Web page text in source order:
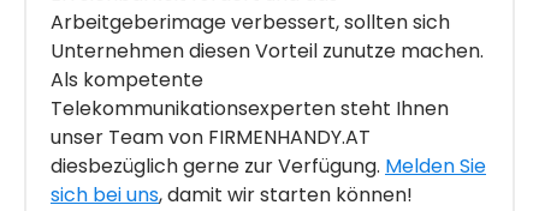
Arbeitgeberimage verbessert, sollten sich
Unternehmen diesen Vorteil zunutze machen.
Als kompetente
Telekommunikationsexperten steht Ihnen
unser Team von FIRMENHANDY.AT
diesbezüglich gerne zur Verfügung. Melden Sie
sich bei uns, damit wir starten können!